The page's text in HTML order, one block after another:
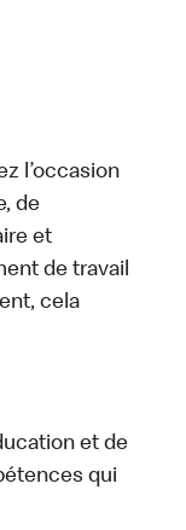
l’occasion
de
et
de travail
cela
et de
qui